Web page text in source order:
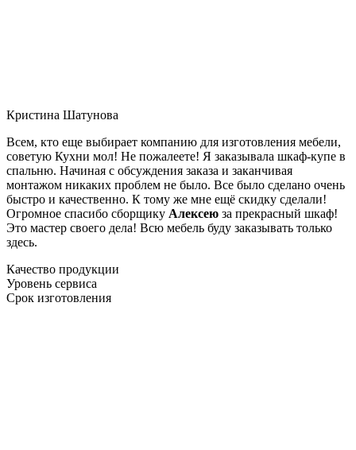
Кристина Шатунова
Всем, кто еще выбирает компанию для изготовления мебели,
советую Кухни мол! Не пожалеете! Я заказывала шкаф-купе в
спальню. Начиная с обсуждения заказа и заканчивая
монтажом никаких проблем не было. Все было сделано очень
быстро и качественно. К тому же мне ещё скидку сделали!
Огромное спасибо сборщику Алексею за прекрасный шкаф!
Это мастер своего дела! Всю мебель буду заказывать только
здесь.
Качество продукции
Уровень сервиса
Срок изготовления